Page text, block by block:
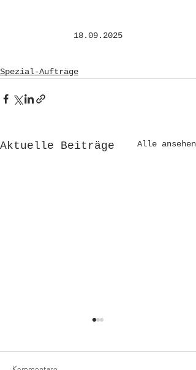
18.09.2025
Spezial-Aufträge
Aktuelle Beiträge Alle ansehen